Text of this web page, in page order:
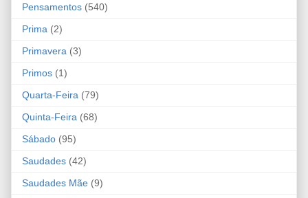
Pensamentos (540)
Prima (2)
Primavera (3)
Primos (1)
Quarta-Feira (79)
Quinta-Feira (68)
Sábado (95)
Saudades (42)
Saudades Mãe (9)